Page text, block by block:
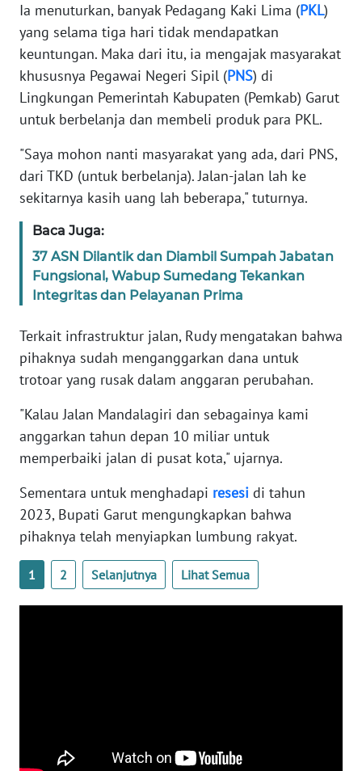
Ia menuturkan, banyak Pedagang Kaki Lima (PKL)
yang selama tiga hari tidak mendapatkan
keuntungan. Maka dari itu, ia mengajak masyarakat
khususnya Pegawai Negeri Sipil (PNS) di
Lingkungan Pemerintah Kabupaten (Pemkab) Garut
untuk berbelanja dan membeli produk para PKL.
"Saya mohon nanti masyarakat yang ada, dari PNS,
dari TKD (untuk berbelanja). Jalan-jalan lah ke
sekitarnya kasih uang lah beberapa," tuturnya.
Baca Juga:
37 ASN Dilantik dan Diambil Sumpah Jabatan
Fungsional, Wabup Sumedang Tekankan
Integritas dan Pelayanan Prima
Terkait infrastruktur jalan, Rudy mengatakan bahwa
pihaknya sudah menganggarkan dana untuk
trotoar yang rusak dalam anggaran perubahan.
"Kalau Jalan Mandalagiri dan sebagainya kami
anggarkan tahun depan 10 miliar untuk
memperbaiki jalan di pusat kota," ujarnya.
Sementara untuk menghadapi resesi di tahun
2023, Bupati Garut mengungkapkan bahwa
pihaknya telah menyiapkan lumbung rakyat.
1 2 Selanjutnya Lihat Semua
WN
PAPUA
WN
PAPUA
WN
RIAU
SERAMBI
WN
WN
SULTRA
WN
NTB
SULTENG
WN
SULBAR